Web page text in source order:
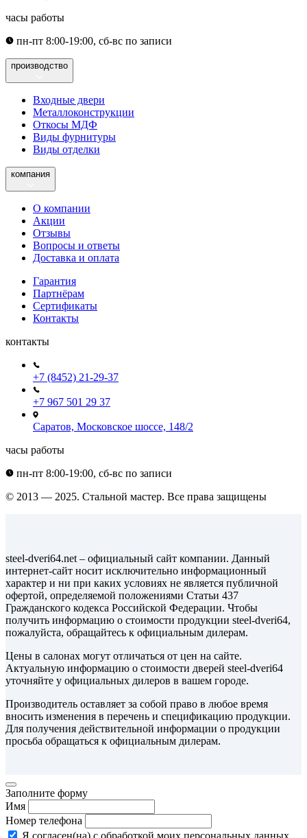
часы работы
пн-пт 8:00-19:00, сб-вс по записи
производство
Входные двери
Металлоконструкции
Откосы МДФ
Виды фурнитуры
Виды отделки
компания
О компании
Акции
Отзывы
Вопросы и ответы
Доставка и оплата
Гарантия
Партнёрам
Сертификаты
Контакты
контакты
+7 (8452) 21-29-37
+7 967 501 29 37
Саратов, Московское шоссе, 148/2
часы работы
пн-пт 8:00-19:00, сб-вс по записи
© 2013 — 2025. Стальной мастер. Все права защищены
steel-dveri64.net – официальный сайт компании. Данный
интернет-сайт носит исключительно информационный
характер и ни при каких условиях не является публичной
офертой, определяемой положениями Статьи 437
Гражданского кодекса Российской Федерации. Чтобы
получить информацию о стоимости продукции steel-dveri64,
пожалуйста, обращайтесь к официальным дилерам.
Цены в салонах могут отличаться от цен на сайте.
Актуальную информацию о стоимости дверей steel-dveri64
уточняйте у официальных дилеров в вашем городе.
Производитель оставляет за собой право в любое время
вносить изменения в перечень и спецификацию продукции.
Для получения действительной информации о продукции
просьба обращаться к официальным дилерам.
Заполните форму
Имя
Номер телефона